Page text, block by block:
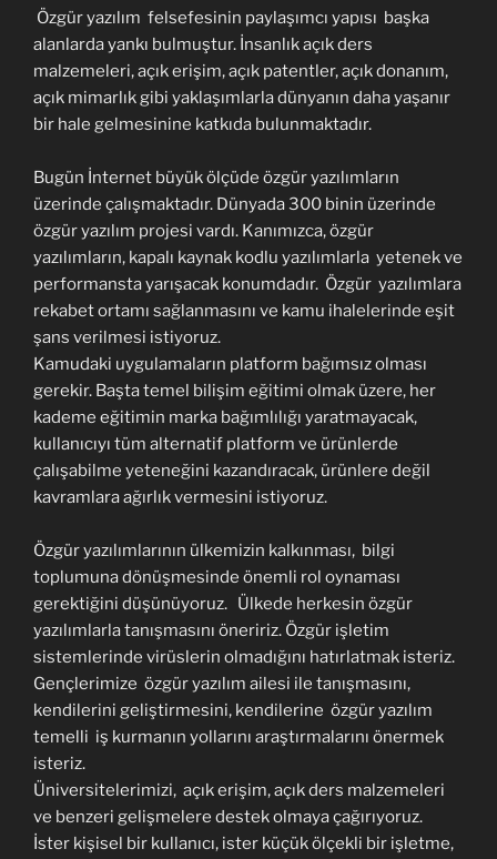
Özgür yazılım felsefesinin paylaşımcı yapısı başka
alanlarda yankı bulmuştur. İnsanlık açık ders
malzemeleri, açık erişim, açık patentler, açık donanım,
açık mimarlık gibi yaklaşımlarla dünyanın daha yaşanır
bir hale gelmesinine katkıda bulunmaktadır.
Bugün İnternet büyük ölçüde özgür yazılımların
üzerinde çalışmaktadır. Dünyada 300 binin üzerinde
özgür yazılım projesi vardı. Kanımızca, özgür
yazılımların, kapalı kaynak kodlu yazılımlarla yetenek ve
performansta yarışacak konumdadır. Özgür yazılımlara
rekabet ortamı sağlanmasını ve kamu ihalelerinde eşit
şans verilmesi istiyoruz.
Kamudaki uygulamaların platform bağımsız olması
gerekir. Başta temel bilişim eğitimi olmak üzere, her
kademe eğitimin marka bağımlılığı yaratmayacak,
kullanıcıyı tüm alternatif platform ve ürünlerde
çalışabilme yeteneğini kazandıracak, ürünlere değil
kavramlara ağırlık vermesini istiyoruz.
Özgür yazılımlarının ülkemizin kalkınması, bilgi
toplumuna dönüşmesinde önemli rol oynaması
gerektiğini düşünüyoruz. Ülkede herkesin özgür
yazılımlarla tanışmasını öneririz. Özgür işletim
sistemlerinde virüslerin olmadığını hatırlatmak isteriz.
Gençlerimize özgür yazılım ailesi ile tanışmasını,
kendilerini geliştirmesini, kendilerine özgür yazılım
temelli iş kurmanın yollarını araştırmalarını önermek
isteriz.
Üniversitelerimizi, açık erişim, açık ders malzemeleri
ve benzeri gelişmelere destek olmaya çağırıyoruz.
İster kişisel bir kullanıcı, ister küçük ölçekli bir işletme,